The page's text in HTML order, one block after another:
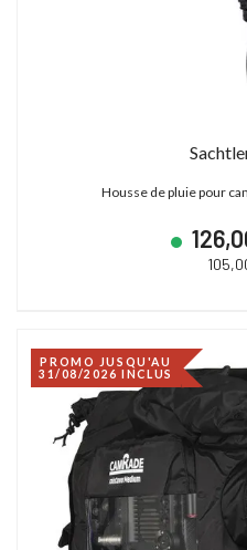
Housse de pluie pour
PROMO JUSQU'AU
31/08/2026 INCLUS